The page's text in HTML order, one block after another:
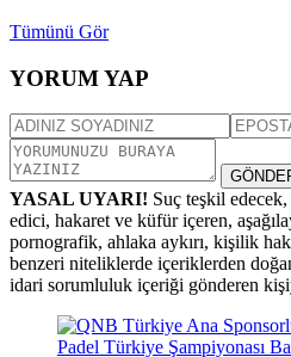
Tümünü Gör
YORUM YAP
YASAL UYARI! Suç teşkil edecek,
edici, hakaret ve küfür içeren,
pornografik, ahlaka aykırı, kişilik
benzeri niteliklerde içeriklerden
idari sorumluluk içeriği gönderen